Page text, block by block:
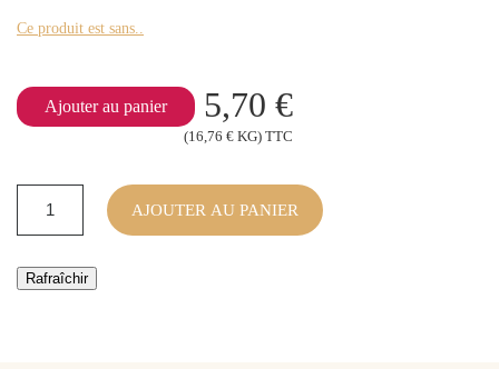
Ce produit est sans..
Ajouter au panier 5,70 €
(16,76 € KG) TTC
AJOUTER AU PANIER